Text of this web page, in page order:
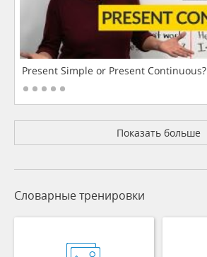
Present Simple or Present Continuous?
Показать больше
Словарные тренировки